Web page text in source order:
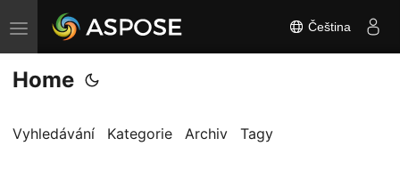
P
ř
e
n
Čeština
Home
Vyhledávání Kategorie Archiv Tagy